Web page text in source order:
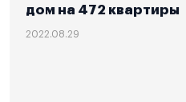
дом на 472 квартиры
2022.08.29